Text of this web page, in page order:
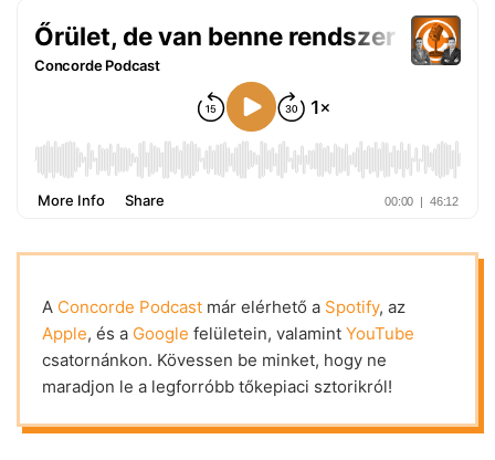
A Concorde Podcast már elérhető a Spotify, az
Apple, és a Google felületein, valamint YouTube
csatornánkon. Kövessen be minket, hogy ne
maradjon le a legforróbb tőkepiaci sztorikról!